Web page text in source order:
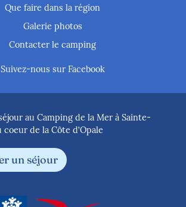
Que faire dans la région
Galerie photos
Contacter le camping
Suivez-nous sur Facebook
au Camping de la Mer à Sainte-
de la Côte d’Opale
un séjour